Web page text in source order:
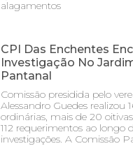
alagamentos
CPI Das Enchentes
Investigação No
Pantanal
Comissão presidida pelo
Alessandro Guedes realizou
ordinárias, mais de 20
112 requerimentos ao longo
investigações. A Comissão